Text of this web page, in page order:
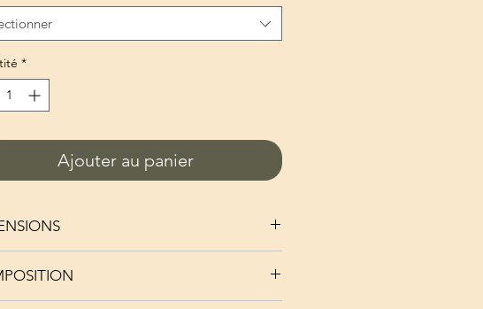
*
Ajouter au panier
18.5 cm x Epaisseur 0.5 cm
arrière du support : Largeur 1.8 cm x Hauteur